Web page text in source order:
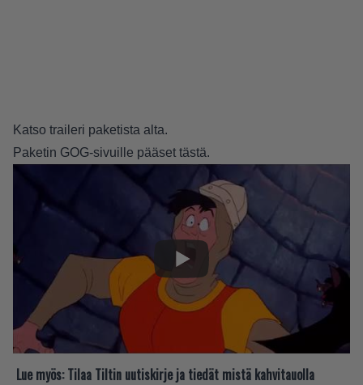
Katso traileri paketista alta.
Paketin GOG-sivuille pääset tästä.
Lue myös: Tilaa Tiltin uutiskirje ja tiedät mistä kahvitauolla